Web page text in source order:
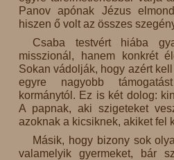
Panov apónak Jézus
hiszen ő volt az összes
Csaba testvért hiába
misszionál, hanem konkrét
Sokan vádolják, hogy azért
egyre nagyobb
kormánytól. Ez is két dolog:
A papnak, aki szigeteket
azoknak a kicsiknek, akiket fel
Másik, hogy bizony sok
valamelyik gyermeket, bár